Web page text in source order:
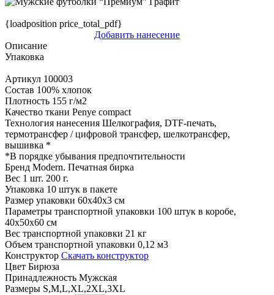
{loadposition price_total_pdf}
Добавить нанесение
Описание
Упаковка
Артикул 100003
Состав 100% хлопок
Плотность 155 г/м2
Качество ткани Penye compact
Технология нанесения Шелкография, DTF-печать,
термотрансфер / цифровой трансфер, шелкотрансфер,
вышивка *
*В порядке убывания предпочтительности
Бренд Modern. Печатная бирка
Вес 1 шт. 200 г.
Упаковка 10 штук в пакете
Размер упаковки 60x40x3 см
Параметры транспортной упаковки 100 штук в коробе,
40x50x60 см
Вес транспортной упаковки 21 кг
Объем транспортной упаковки 0,12 м3
Конструктор Скачать конструктор
Цвет Бирюза
Принадлежность Мужская
Размеры S,M,L,XL,2XL,3XL